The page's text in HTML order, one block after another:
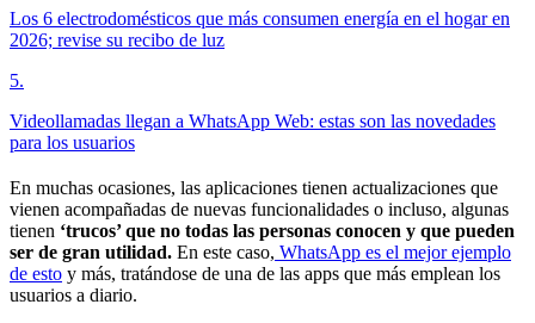
Los 6 electrodomésticos que más consumen energía en el hogar en
2026; revise su recibo de luz
5.
Videollamadas llegan a WhatsApp Web: estas son las novedades
para los usuarios
En muchas ocasiones, las aplicaciones tienen actualizaciones que
vienen acompañadas de nuevas funcionalidades o incluso, algunas
tienen ‘trucos’ que no todas las personas conocen y que pueden
ser de gran utilidad. En este caso, WhatsApp es el mejor ejemplo
de esto y más, tratándose de una de las apps que más emplean los
usuarios a diario.